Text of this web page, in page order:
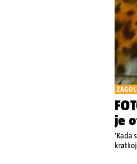
je
'Kada